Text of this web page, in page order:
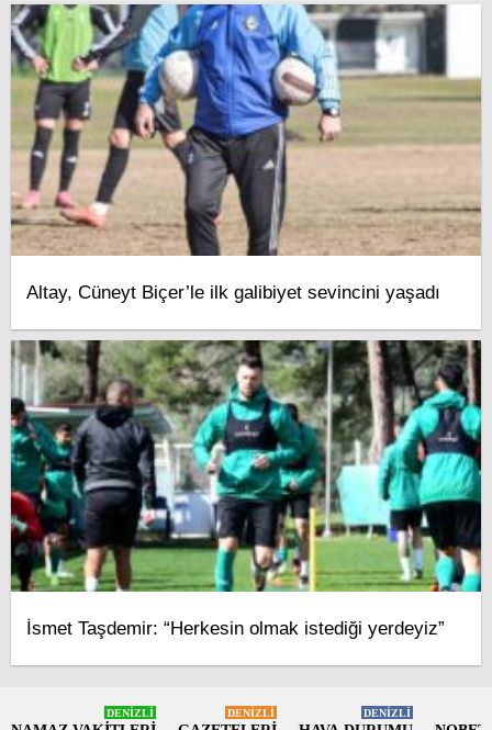
Altay, Cüneyt Biçer’le ilk galibiyet sevincini yaşadı
İsmet Taşdemir: “Herkesin olmak istediği yerdeyiz”
DENİZLİ DENİZLİ DENİZLİ